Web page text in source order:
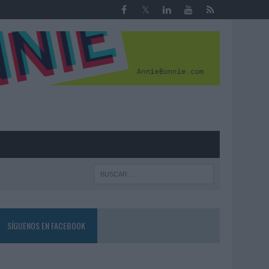
SÍGUENOS EN FACEBOOK